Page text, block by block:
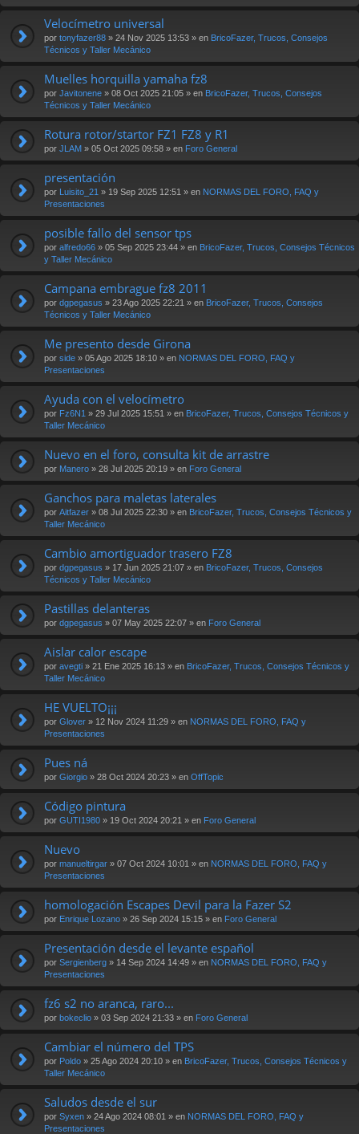
Velocímetro universal
por tonyfazer88 » 24 Nov 2025 13:53 » en BricoFazer, Trucos, Consejos
Técnicos y Taller Mecánico
Muelles horquilla yamaha fz8
por Javitonene » 08 Oct 2025 21:05 » en BricoFazer, Trucos, Consejos
Técnicos y Taller Mecánico
Rotura rotor/startor FZ1 FZ8 y R1
por JLAM » 05 Oct 2025 09:58 » en Foro General
presentación
por Luisito_21 » 19 Sep 2025 12:51 » en NORMAS DEL FORO, FAQ y
Presentaciones
posible fallo del sensor tps
por alfredo66 » 05 Sep 2025 23:44 » en BricoFazer, Trucos, Consejos Técnicos
y Taller Mecánico
Campana embrague fz8 2011
por dgpegasus » 23 Ago 2025 22:21 » en BricoFazer, Trucos, Consejos
Técnicos y Taller Mecánico
Me presento desde Girona
por side » 05 Ago 2025 18:10 » en NORMAS DEL FORO, FAQ y
Presentaciones
Ayuda con el velocímetro
por Fz6N1 » 29 Jul 2025 15:51 » en BricoFazer, Trucos, Consejos Técnicos y
Taller Mecánico
Nuevo en el foro, consulta kit de arrastre
por Manero » 28 Jul 2025 20:19 » en Foro General
Ganchos para maletas laterales
por Aitfazer » 08 Jul 2025 22:30 » en BricoFazer, Trucos, Consejos Técnicos y
Taller Mecánico
Cambio amortiguador trasero FZ8
por dgpegasus » 17 Jun 2025 21:07 » en BricoFazer, Trucos, Consejos
Técnicos y Taller Mecánico
Pastillas delanteras
por dgpegasus » 07 May 2025 22:07 » en Foro General
Aislar calor escape
por avegti » 21 Ene 2025 16:13 » en BricoFazer, Trucos, Consejos Técnicos y
Taller Mecánico
HE VUELTO¡¡¡
por Glover » 12 Nov 2024 11:29 » en NORMAS DEL FORO, FAQ y
Presentaciones
Pues ná
por Giorgio » 28 Oct 2024 20:23 » en OffTopic
Código pintura
por GUTI1980 » 19 Oct 2024 20:21 » en Foro General
Nuevo
por manueltirgar » 07 Oct 2024 10:01 » en NORMAS DEL FORO, FAQ y
Presentaciones
homologación Escapes Devil para la Fazer S2
por Enrique Lozano » 26 Sep 2024 15:15 » en Foro General
Presentación desde el levante español
por Sergienberg » 14 Sep 2024 14:49 » en NORMAS DEL FORO, FAQ y
Presentaciones
fz6 s2 no aranca, raro...
por bokeclio » 03 Sep 2024 21:33 » en Foro General
Cambiar el número del TPS
por Poldo » 25 Ago 2024 20:10 » en BricoFazer, Trucos, Consejos Técnicos y
Taller Mecánico
Saludos desde el sur
por Syxen » 24 Ago 2024 08:01 » en NORMAS DEL FORO, FAQ y
Presentaciones